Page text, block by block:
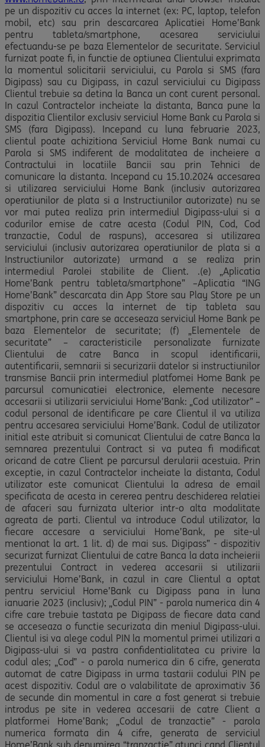
pe un dispozitiv cu acces la internet (ex: PC, laptop, telefon
mobil, etc) sau prin descarcarea Aplicatiei Home’Bank
pentru tableta/smartphone, acesarea serviciului
efectuandu-se pe baza Elementelor de securitate. Serviciul
furnizat poate fi, in functie de optiunea Clientului exprimata
la momentul solicitarii serviciului, cu Parola si SMS (fara
Digipass) sau cu Digipass, in cazul serviciului cu Digipass
Clientul trebuie sa detina la Banca un cont curent personal.
In cazul Contractelor incheiate la distanta, Banca pune la
dispozitia Clientilor exclusiv serviciul Home Bank cu Parola si
SMS (fara Digipass). Incepand cu luna februarie 2023,
clientul poate achizitiona Serviciul Home Bank numai cu
Parola si SMS indiferent de modalitatea de incheiere a
Contractului in locatiile Bancii sau prin Tehnici de
comunicare la distanta. Incepand cu 15.10.2024 accesarea
si utilizarea serviciului Home Bank (inclusiv autorizarea
operatiunilor de plata si a Instructiunilor autorizate) nu se
vor mai putea realiza prin intermediul Digipass-ului si a
codurilor emise de catre acesta (Codul PIN, Cod, Cod
tranzactie, Codul de raspuns), accesarea si utilizarea
serviciului (inclusiv autorizarea operatiunilor de plata si a
Instructiunilor autorizate) urmand a se realiza prin
intermediul Parolei stabilite de Client. .(e) „Aplicatia
Home’Bank pentru tableta/smartphone” –Aplicatia “ING
Home’Bank” descarcata din App Store sau Play Store pe un
dispozitiv cu acces la internet de tip tableta sau
smartphone, prin care se acceseaza serviciul Home Bank pe
baza Elementelor de securitate; (f) „Elementele de
securitate” – caracteristicile personalizate furnizate
Clientului de catre Banca in scopul identificarii,
autentificarii, semnarii si securizarii datelor si instructiunilor
transmise Bancii prin intermediul platfomei Home Bank pe
parcursul comunicatiei electronice, elemente necesare
accesarii si utilizarii serviciului Home’Bank: „Cod utilizator” –
codul personal de identificare pe care Clientul il va utiliza
pentru accesarea serviciului Home’Bank. Codul de utilizator
initial este atribuit si comunicat Clientului de catre Banca la
semnarea prezentului Contract si va putea fi modificat
oricand de catre Client pe parcursul derularii acestuia. Prin
exceptie, in cazul Contractelor incheiate la distanta, Codul
utilizator este comunicat Clientului la adresa de email
specificata de acesta in cererea pentru deschiderea relatiei
de afaceri sau furnizata ulterior intr-o alta modalitate
agreata de parti. Clientul va introduce Codul utilizator, la
fiecare accesare a serviciului Home’Bank, pe site-ul
mentionat la art. 1 lit. d) de mai sus. Digipass” - dispozitiv
securizat furnizat Clientului de catre Banca la data incheierii
prezentului Contract in vederea accesarii si utilizarii
serviciului Home’Bank, in cazul in care Clientul a optat
pentru serviciul Home’Bank cu Digipass pana in luna
ianuarie 2023 (inclusiv); „Codul PIN” - parola numerica din 4
cifre care trebuie tastata pe Digipass de fiecare data cand
se acceseaza o functie securizata din meniul Digipass-ului.
Clientul isi va alege codul PIN la momentul primei utilizari a
Digipass-ului si va pastra confidentialitatea cu privire la
codul ales; „Cod” - o parola numerica din 6 cifre, generata
automat de catre Digipass in urma tastarii codului PIN pe
acest dispozitiv. Codul are o valabilitate de aproximativ 36
de secunde din momentul in care a fost generat si trebuie
introdus pe site in vederea accesarii de catre Client a
platformei Home’Bank; „Codul de tranzactie” - parola
numerica formata din 4 cifre, generata de serviciul
Home’Bank sub denumirea “tranzactie” atunci cand Clientul